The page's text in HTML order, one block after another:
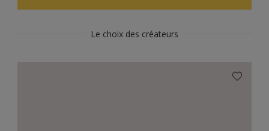
Le choix des créateurs